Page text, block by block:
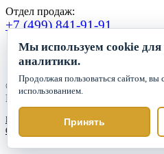
Отдел продаж:
+7 (499) 841-91-91
©2019-2026. ООО «ГК Прогресс»
Все права защищены.
Политика обработки персональных данных
Согласие на обработку персональных данных
Мы используем cookie для
аналитики.
Продолжая пользоваться сайтом, вы
использованием.
Принять